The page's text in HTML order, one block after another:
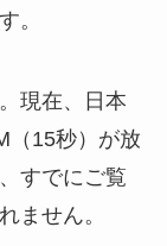
。
現在、日本
（15秒）が放
すでにご覧
ません。